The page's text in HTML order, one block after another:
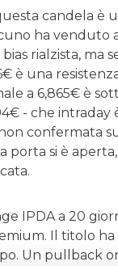
candela è
ha venduto
rialzista, ma
è una
a 6,865€ è
- che intraday
confermata
porta si è
IPDA a 20
Il titolo
Un pullback